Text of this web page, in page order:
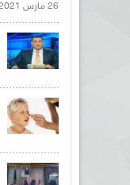
26 مارس 2021 |